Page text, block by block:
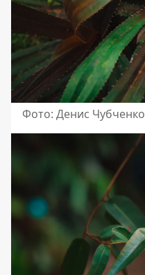
Фото: Денис Чубченко